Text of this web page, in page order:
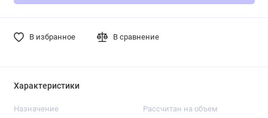
В избранное В сравнение
Характеристики
Назначение Рассчитан на объем